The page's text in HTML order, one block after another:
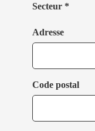
Secteur *
Adresse
Code postal